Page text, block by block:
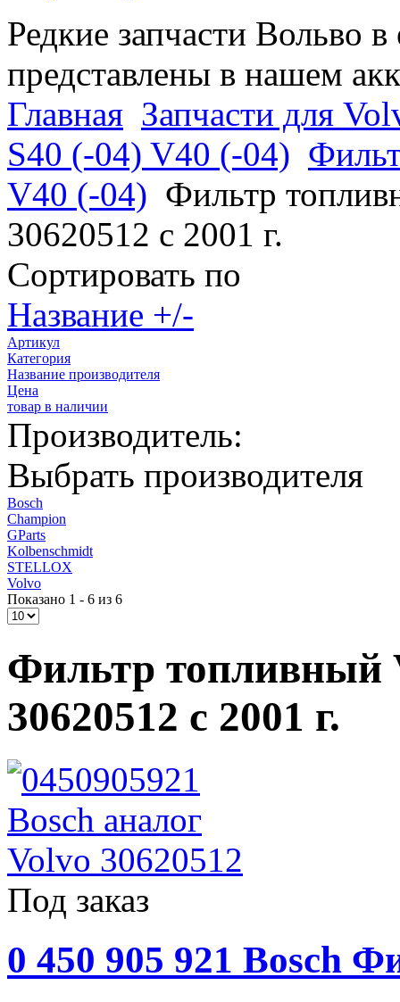
Редкие запчасти Вольво
представлены в нашем
Главная Запчасти для
S40 (-04) V40 (-04)
V40 (-04) Фильтр
30620512 с 2001 г.
Сортировать по
Название +/-
Артикул
Категория
Название производителя
Цена
товар в наличии
Производитель:
Выбрать производителя
Bosch
Champion
GParts
Kolbenschmidt
STELLOX
Volvo
Показано 1 - 6 из 6
Фильтр топливный
30620512 с 2001 г.
Под заказ
0 450 905 921 Bosch